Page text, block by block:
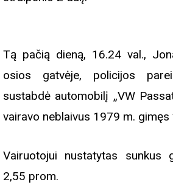
Tą pačią dieną, 16.24 val.,
osios gatvėje, policijos
sustabdė automobilį „VW
vairavo neblaivus 1979 m. gimęs
Vairuotojui nustatytas sunkus
2,55 prom.